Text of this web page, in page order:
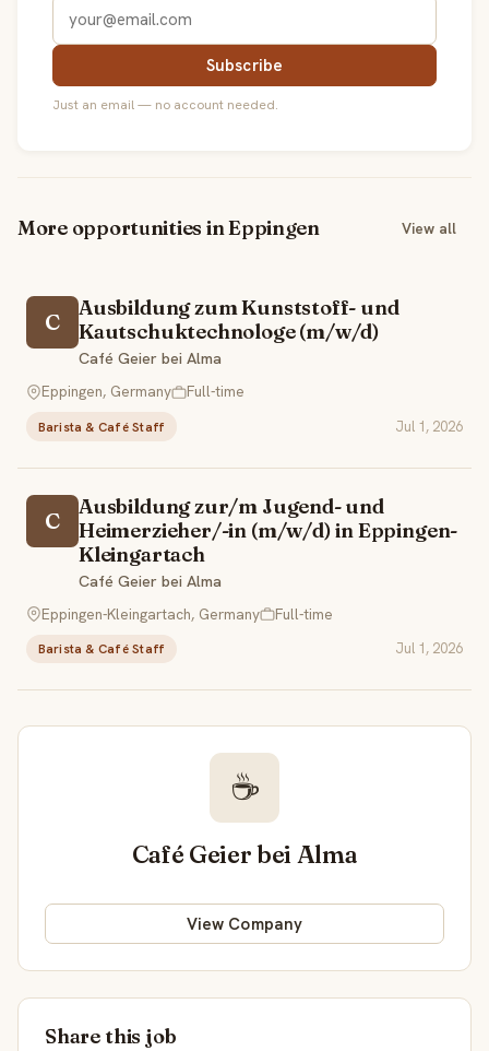
Subscribe
Just an email — no account needed.
More opportunities in Eppingen View all
C
Ausbildung zum Kunststoff- und
Kautschuktechnologe (m/w/d)
Café Geier bei Alma
Eppingen, Germany
Full-time
Barista & Café Staff Jul 1, 2026
C
Ausbildung zur/m Jugend- und
Heimerzieher/-in (m/w/d) in Eppingen-
Kleingartach
Café Geier bei Alma
Eppingen-Kleingartach, Germany
Full-time
Barista & Café Staff Jul 1, 2026
☕
Café Geier bei Alma
View Company
Share this job